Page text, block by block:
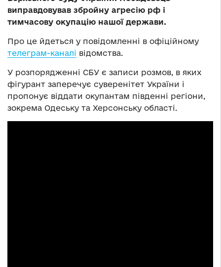
виправдовував збройну агресію рф і
тимчасову окупацію нашої держави.
Про це йдеться у повідомленні в офіційному
телеграм-каналі відомства.
У розпорядженні СБУ є записи розмов, в яких
фігурант заперечує суверенітет України і
пропонує віддати окупантам південні регіони,
зокрема Одеську та Херсонську області.